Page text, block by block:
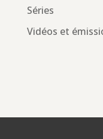
Séries
Vidéos et